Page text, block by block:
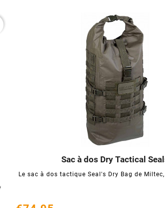
Sac à dos Dry Tactical
Le sac à dos tactique Seal's Dry Bag de
   